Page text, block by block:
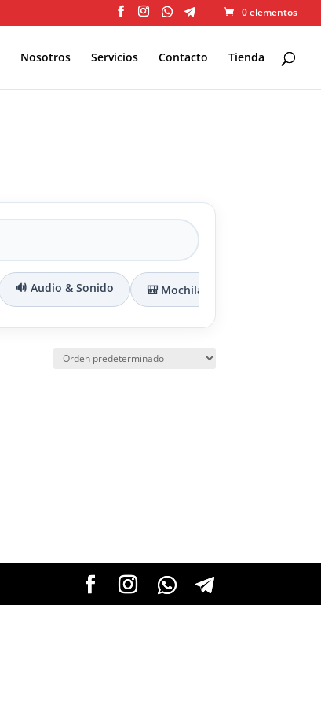
0 elementos
Nosotros Servicios Contacto Tienda
🔊 Audio & Sonido 🎒 Mochilas & Maletines